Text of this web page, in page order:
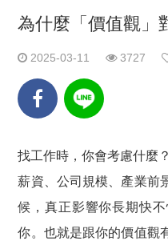
為什麼「價值觀」
2025-03-11 3727
找工作時，你會考慮什麼？
薪資、公司規模、產業前
候，真正影響你長期快
你。也就是跟你的價值觀